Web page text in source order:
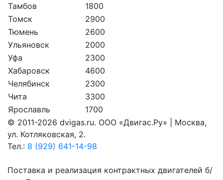
Тамбов
1800
Томск
2900
Тюмень
2600
Ульяновск
2000
Уфа
2300
Хабаровск
4600
Челябинск
2300
Чита
3300
Ярославль
1700
© 2011-2026 dvigas.ru. ООО «Двигaс.Ру» | Москва,
ул. Котляковская, 2.
Тел.: 8 (929) 641-14-98
Поставка и реализация контрактных двигателей б/